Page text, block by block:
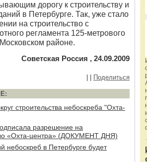
дорогу к строительству и
в Петербурге. Так, уже стало
на строительство с
регламента 125-метрового
районе.
Советская Россия , 24.09.2009
Поделиться
строительства небоскреба "Охта-
разрешение на
«Охта-центра» (ДОКУМЕНТ ДНЯ)
небоскреб в Петербурге будет